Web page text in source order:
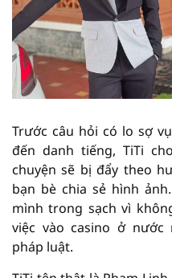
Trước câu hỏi có lo sợ
đến danh tiếng, TiTi
chuyện sẽ bị đẩy theo
bạn bè chia sẻ hình
mình trong sạch vì
việc vào casino ở
pháp luật.